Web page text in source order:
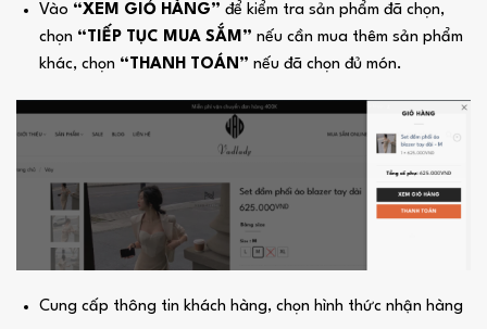
Vào “XEM GIỎ HÀNG” để kiểm tra sản phẩm đã chọn,
chọn “TIẾP TỤC MUA SẮM” nếu cần mua thêm sản phẩm
khác, chọn “THANH TOÁN” nếu đã chọn đủ món.
Cung cấp thông tin khách hàng, chọn hình thức nhận hàng